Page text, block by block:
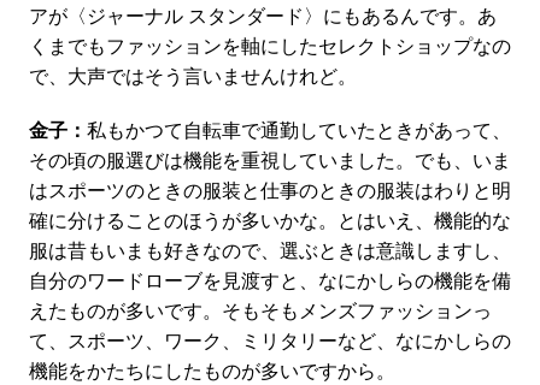
アが〈ジャーナル スタンダード〉にもあるんです。あ
くまでもファッションを軸にしたセレクトショップなの
で、大声ではそう言いませんけれど。
金子： 私もかつて自転車で通勤していたときがあって、
その頃の服選びは機能を重視していました。でも、いま
はスポーツのときの服装と仕事のときの服装はわりと明
確に分けることのほうが多いかな。とはいえ、機能的な
服は昔もいまも好きなので、選ぶときは意識しますし、
自分のワードローブを見渡すと、なにかしらの機能を備
えたものが多いです。そもそもメンズファッションっ
て、スポーツ、ワーク、ミリタリーなど、なにかしらの
機能をかたちにしたものが多いですから。